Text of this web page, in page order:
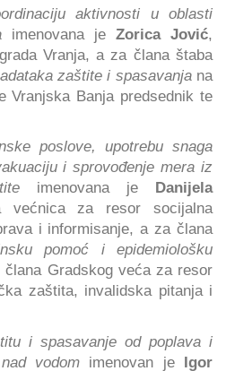
aktivnosti u oblasti
imenovana je Zorica Jović,
Vranja, a za člana štaba
zaštite i spasavanjana
Vranjska Banja predsednik te
poslove, upotrebu snaga
i sprovođenje mera iz
imenovana je
Danijela
većnica za resor socijalna
i informisanje, a za člana
pomoć i epidemiološku
člana Gradskog veća za resor
zaštita, invalidska pitanja i
i spasavanje od poplava i
vodomimenovan je Igor